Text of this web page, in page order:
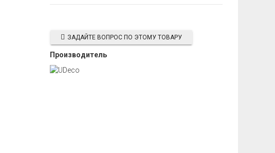
ЗАДАЙТЕ ВОПРОС ПО ЭТОМУ ТОВАРУ
Производитель